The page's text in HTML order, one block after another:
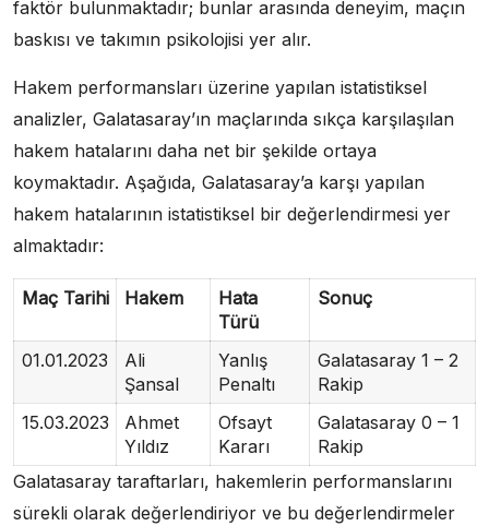
faktör bulunmaktadır; bunlar arasında deneyim, maçın
baskısı ve takımın psikolojisi yer alır.
Hakem performansları üzerine yapılan istatistiksel
analizler, Galatasaray’ın maçlarında sıkça karşılaşılan
hakem hatalarını daha net bir şekilde ortaya
koymaktadır. Aşağıda, Galatasaray’a karşı yapılan
hakem hatalarının istatistiksel bir değerlendirmesi yer
almaktadır:
Maç Tarihi Hakem
Hata
Türü
Sonuç
01.01.2023
Ali
Şansal
Yanlış
Penaltı
Galatasaray 1 – 2
Rakip
15.03.2023
Ahmet
Yıldız
Ofsayt
Kararı
Galatasaray 0 – 1
Rakip
Galatasaray taraftarları, hakemlerin performanslarını
sürekli olarak değerlendiriyor ve bu değerlendirmeler